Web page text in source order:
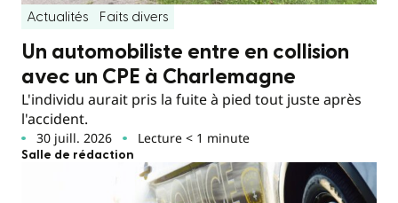
Actualités Faits divers
Un automobiliste entre en collision
avec un CPE à Charlemagne
L'individu aurait pris la fuite à pied tout juste après
l'accident.
30 juill. 2026 Lecture < 1 minute
Salle de rédaction